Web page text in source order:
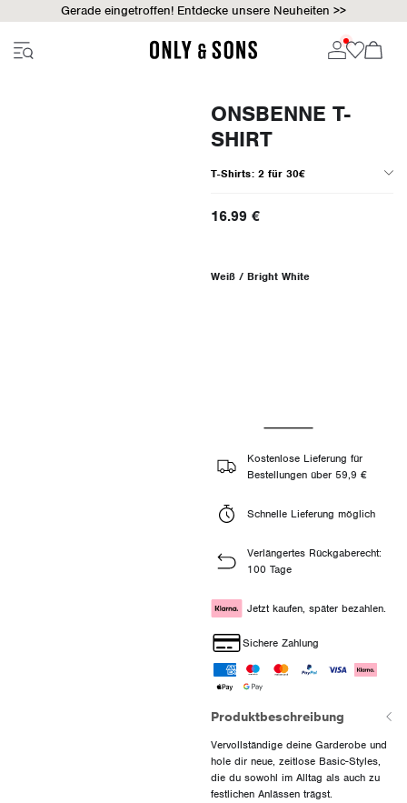
Gerade eingetroffen! Entdecke unsere Neuheiten >>
ONSBENNE T-
SHIRT
T-Shirts: 2 für 30€
16.99 €
Weiß / Bright White
Kostenlose Lieferung für
Bestellungen über 59,9 €
Schnelle Lieferung möglich
Verlängertes Rückgaberecht:
100 Tage
Jetzt kaufen, später bezahlen.
Sichere Zahlung
Produktbeschreibung
Vervollständige deine Garderobe und
hole dir neue, zeitlose Basic-Styles,
die du sowohl im Alltag als auch zu
festlichen Anlässen trägst.